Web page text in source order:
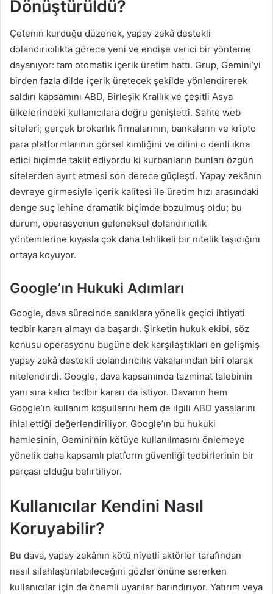
Dönüştürüldü?
Çetenin kurduğu düzenek, yapay zekâ destekli
dolandırıcılıkta görece yeni ve endişe verici bir yönteme
dayanıyor: tam otomatik içerik üretim hattı. Grup, Gemini’yi
birden fazla dilde içerik üretecek şekilde yönlendirerek
saldırı kapsamını ABD, Birleşik Krallık ve çeşitli Asya
ülkelerindeki kullanıcılara doğru genişletti. Sahte web
siteleri; gerçek brokerlık firmalarının, bankaların ve kripto
para platformlarının görsel kimliğini ve dilini o denli ikna
edici biçimde taklit ediyordu ki kurbanların bunları özgün
sitelerden ayırt etmesi son derece güçleşti. Yapay zekânın
devreye girmesiyle içerik kalitesi ile üretim hızı arasındaki
denge suç lehine dramatik biçimde bozulmuş oldu; bu
durum, operasyonun geleneksel dolandırıcılık
yöntemlerine kıyasla çok daha tehlikeli bir nitelik taşıdığını
ortaya koyuyor.
Google’ın Hukuki Adımları
Google, dava sürecinde sanıklara yönelik geçici ihtiyati
tedbir kararı almayı da başardı. Şirketin hukuk ekibi, söz
konusu operasyonu bugüne dek karşılaştıkları en gelişmiş
yapay zekâ destekli dolandırıcılık vakalarından biri olarak
nitelendirdi. Google, dava kapsamında tazminat talebinin
yanı sıra kalıcı tedbir kararı da istiyor. Davanın hem
Google’ın kullanım koşullarını hem de ilgili ABD yasalarını
ihlal ettiği değerlendiriliyor. Google’ın bu hukuki
hamlesinin, Gemini’nin kötüye kullanılmasını önlemeye
yönelik daha kapsamlı platform güvenliği tedbirlerinin bir
parçası olduğu belirtiliyor.
Kullanıcılar Kendini Nasıl
Koruyabilir?
Bu dava, yapay zekânın kötü niyetli aktörler tarafından
nasıl silahlaştırılabileceğini gözler önüne sererken
kullanıcılar için de önemli uyarılar barındırıyor. Yatırım veya